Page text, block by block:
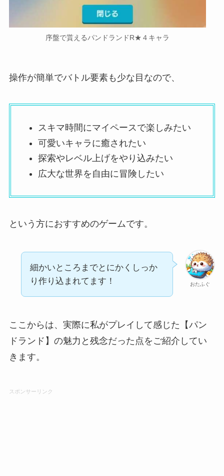
序盤で貰えるパンドランドR★４キャラ
操作が簡単でバトル要素も少な目なので、
スキマ時間にマイペースで楽しみたい
可愛いキャラに癒されたい
探索やレベル上げをやり込みたい
広大な世界を自由に冒険したい
という方におすすめのゲームです。
おたふぐ
細かいところまでとにかくしっか
り作り込まれてます！
ここからは、実際に私がプレイして感じた【パン
ドランド】の魅力と残念だった点をご紹介してい
きます。
スポンサーリンク